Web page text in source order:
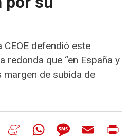
CEOE defendió este
redonda que “en España y
margen de subida de
LinkedIn MeneameWhatsAppMessageEmail